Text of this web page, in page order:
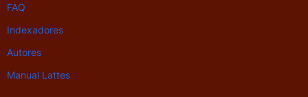
FAQ
Indexadores
Autores
Manual Lattes